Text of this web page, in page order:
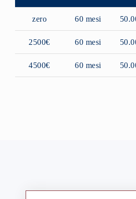
zero 60 mesi
2500€ 60 mesi
4500€ 60 mesi